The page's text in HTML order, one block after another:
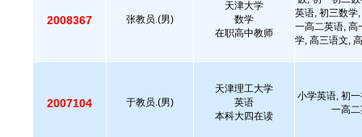
2008367 张教员.(男)
天津大学
数学
在职高中教师
英语, 初三数学
一高二英语, 高
学, 高三语文,
2007104 于教员.(男)
天津理工大学
英语
本科大四在读
小学英语, 初
一高